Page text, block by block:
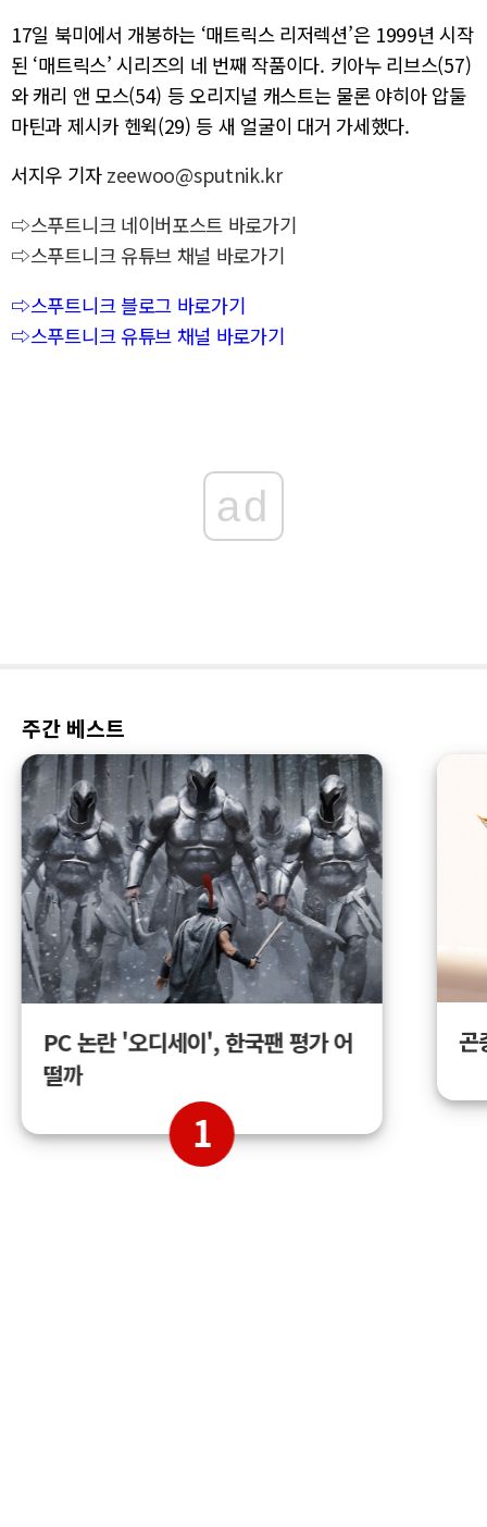
17일 북미에서 개봉하는 ‘매트릭스 리저렉션’은 1999년 시작
된 ‘매트릭스’ 시리즈의 네 번째 작품이다. 키아누 리브스(57)
와 캐리 앤 모스(54) 등 오리지널 캐스트는 물론 야히아 압둘
마틴과 제시카 헨윅(29) 등 새 얼굴이 대거 가세했다.
서지우 기자 zeewoo@sputnik.kr
⇨스푸트니크 네이버포스트 바로가기
⇨스푸트니크 유튜브 채널 바로가기
⇨스푸트니크 블로그 바로가기
⇨스푸트니크 유튜브 채널 바로가기
ad
주간 베스트
PC 논란 '오디세이', 한국팬 평가 어
떨까
1
곤